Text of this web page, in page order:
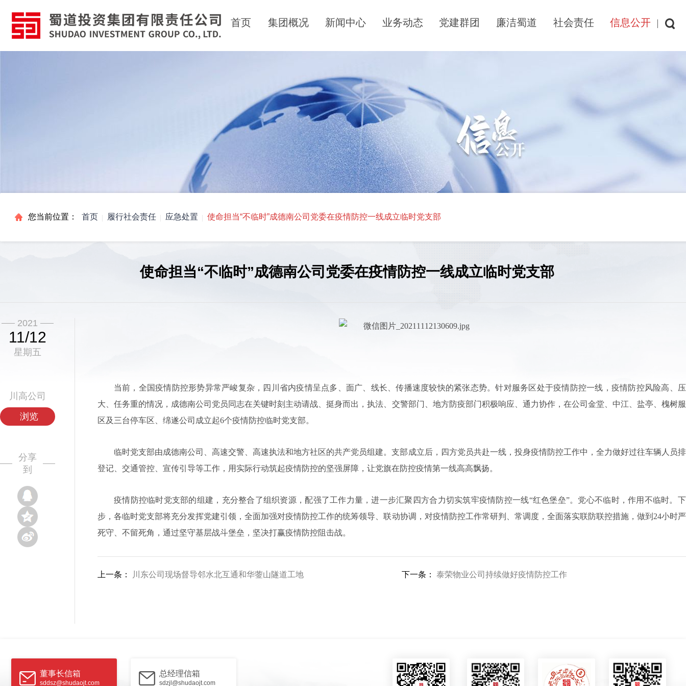
首页 集团概况 新闻中心 业务动态 党建群团 廉洁蜀道 社会责任 信息公开
您当前位置： 首页 履行社会责任 应急处置 使命担当“不临时”成德南公司党委在疫情防控一线成立临时党支部
使命担当“不临时”成德南公司党委在疫情防控一线成立临时党支部
2021
11/12
星期五
川高公司
浏览
分享
到
当前，全国疫情防控形势异常严峻复杂，四川省内疫情呈点多、面广、线长、传播速度较快的紧张态势。针对服务区处于疫情防控一线，疫情防控风险高、
大、任务重的情况，成德南公司党员同志在关键时刻主动请战、挺身而出，执法、交警部门、地方防疫部门积极响应、通力协作，在公司金堂、中江、盐亭、槐树
区及三台停车区、绵遂公司成立起6个疫情防控临时党支部。
临时党支部由成德南公司、高速交警、高速执法和地方社区的共产党员组建。支部成立后，四方党员共赴一线，投身疫情防控工作中，全力做好过往车辆人员
登记、交通管控、宣传引导等工作，用实际行动筑起疫情防控的坚强屏障，让党旗在防控疫情第一线高高飘扬。
疫情防控临时党支部的组建，充分整合了组织资源，配强了工作力量，进一步汇聚四方合力切实筑牢疫情防控一线“红色堡垒”。党心不临时，作用不临时。
步，各临时党支部将充分发挥党建引领，全面加强对疫情防控工作的统筹领导、联动协调，对疫情防控工作常研判、常调度，全面落实联防联控措施，做到24小时
死守、不留死角，通过坚守基层战斗堡垒，坚决打赢疫情防控阻击战。
上一条： 川东公司现场督导邻水北互通和华蓥山隧道工地 下一条： 泰荣物业公司持续做好疫情防控工作
董事长信箱
sddsz@shudaojt.com
总经理信箱
sdzjl@shudaojt.com